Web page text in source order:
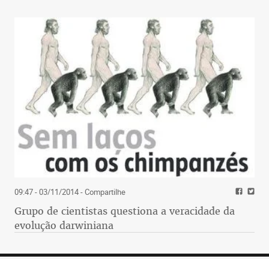
09:47 - 03/11/2014- Compartilhe
Grupo de cientistas questiona a veracidade da
evolução darwiniana